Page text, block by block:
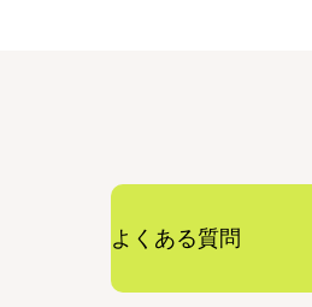
よくある質問